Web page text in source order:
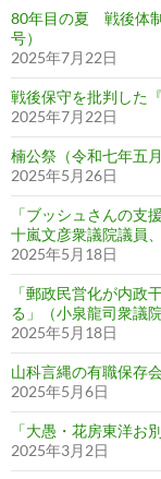
80年目の夏 戦後体
号）
2025年7月22日
戦後保守を批判した
2025年7月22日
楠公祭（令和七年五
2025年5月26日
「ブッシュさんの支
十嵐文彦衆議院議員
2025年5月18日
「郵政民営化が内政
る」（小泉龍司衆議
2025年5月18日
山科言縄の有職保存
2025年5月6日
「大愚・花房東洋お
2025年3月2日